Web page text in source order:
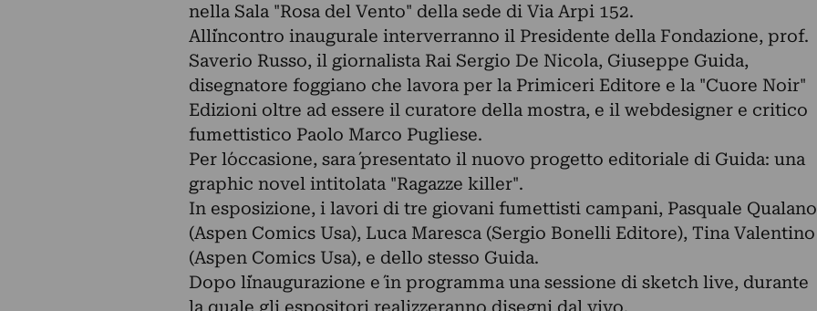
nella Sala "Rosa del Vento" della sede di Via Arpi 152.
All´incontro inaugurale interverranno il Presidente della Fondazione, prof.
Saverio Russo, il giornalista Rai Sergio De Nicola, Giuseppe Guida,
disegnatore foggiano che lavora per la Primiceri Editore e la "Cuore Noir"
Edizioni oltre ad essere il curatore della mostra, e il webdesigner e critico
fumettistico Paolo Marco Pugliese.
Per l´occasione, sara´ presentato il nuovo progetto editoriale di Guida: una
graphic novel intitolata "Ragazze killer".
In esposizione, i lavori di tre giovani fumettisti campani, Pasquale Qualano
(Aspen Comics Usa), Luca Maresca (Sergio Bonelli Editore), Tina Valentino
(Aspen Comics Usa), e dello stesso Guida.
Dopo l´inaugurazione e´ in programma una sessione di sketch live, durante